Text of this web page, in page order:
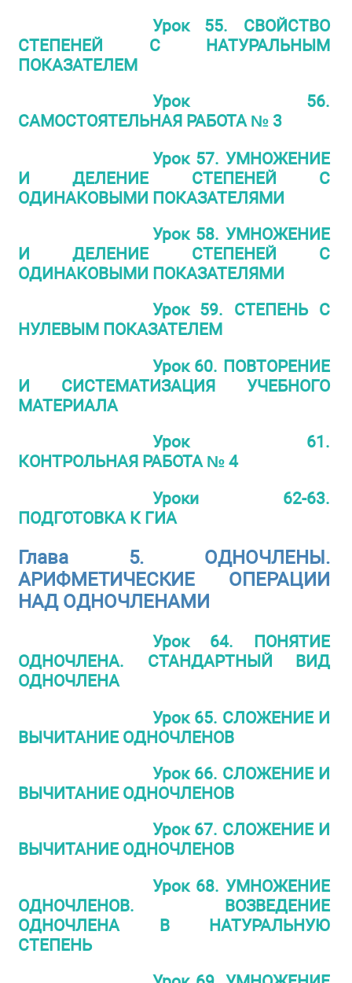
Урок 55. СВОЙСТВО
СТЕПЕНЕЙ С НАТУРАЛЬНЫМ
ПОКАЗАТЕЛЕМ
Урок 56.
САМОСТОЯТЕЛЬНАЯ РАБОТА № 3
Урок 57. УМНОЖЕНИЕ
И ДЕЛЕНИЕ СТЕПЕНЕЙ С
ОДИНАКОВЫМИ ПОКАЗАТЕЛЯМИ
Урок 58. УМНОЖЕНИЕ
И ДЕЛЕНИЕ СТЕПЕНЕЙ С
ОДИНАКОВЫМИ ПОКАЗАТЕЛЯМИ
Урок 59. СТЕПЕНЬ С
НУЛЕВЫМ ПОКАЗАТЕЛЕМ
Урок 60. ПОВТОРЕНИЕ
И СИСТЕМАТИЗАЦИЯ УЧЕБНОГО
МАТЕРИАЛА
Урок 61.
КОНТРОЛЬНАЯ РАБОТА № 4
Уроки 62-63.
ПОДГОТОВКА К ГИА
Глава 5. ОДНОЧЛЕНЫ.
АРИФМЕТИЧЕСКИЕ ОПЕРАЦИИ
НАД ОДНОЧЛЕНАМИ
Урок 64. ПОНЯТИЕ
ОДНОЧЛЕНА. СТАНДАРТНЫЙ ВИД
ОДНОЧЛЕНА
Урок 65. СЛОЖЕНИЕ И
ВЫЧИТАНИЕ ОДНОЧЛЕНОВ
Урок 66. СЛОЖЕНИЕ И
ВЫЧИТАНИЕ ОДНОЧЛЕНОВ
Урок 67. СЛОЖЕНИЕ И
ВЫЧИТАНИЕ ОДНОЧЛЕНОВ
Урок 68. УМНОЖЕНИЕ
ОДНОЧЛЕНОВ. ВОЗВЕДЕНИЕ
ОДНОЧЛЕНА В НАТУРАЛЬНУЮ
СТЕПЕНЬ